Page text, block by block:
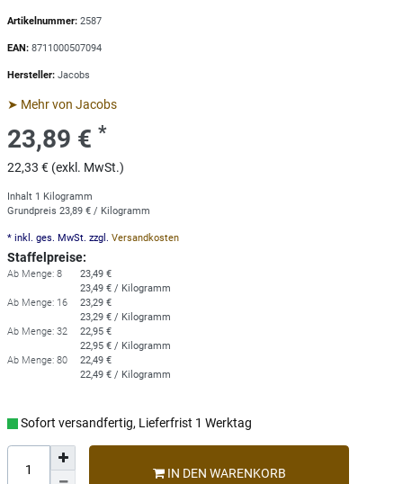
Artikelnummer: 2587
EAN: 8711000507094
Hersteller: Jacobs
➤ Mehr von Jacobs
23,89 € *
22,33 € (exkl. MwSt.)
Inhalt 1
Kilogramm
Grundpreis 23,89 € / Kilogramm
* inkl. ges. MwSt. zzgl. Versandkosten
Staffelpreise:
Ab Menge: 8
23,49 €
23,49 € / Kilogramm
Ab Menge: 16
23,29 €
23,29 € / Kilogramm
Ab Menge: 32
22,95 €
22,95 € / Kilogramm
Ab Menge: 80
22,49 €
22,49 € / Kilogramm
Sofort versandfertig, Lieferfrist 1 Werktag
IN DEN WARENKORB